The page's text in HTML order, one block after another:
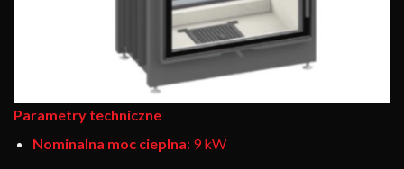
Parametry techniczne
Nominalna moc cieplna: 9 kW